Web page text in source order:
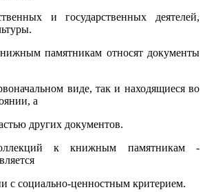
и государственных деятелей,
памятникам относят документы
виде, так и находящиеся во
а
других документов.
к книжным памятникам -
с социально-ценностным критерием.